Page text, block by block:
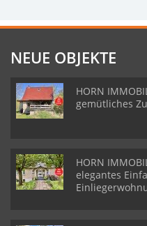
NEUE OBJEKTE
HORN
gemütliches
HORN
elegantes